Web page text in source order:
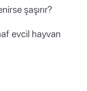
şaşırır?
evcil hayvan